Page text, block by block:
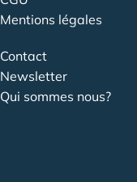
Mentions légales
Contact
Newsletter
Qui sommes nous?